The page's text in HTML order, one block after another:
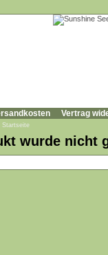
Vertrag
Startseite
wurde nicht